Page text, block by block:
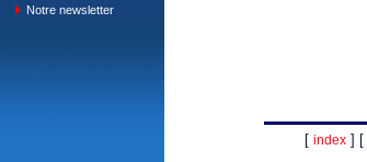
Notre newsletter
[ index] [